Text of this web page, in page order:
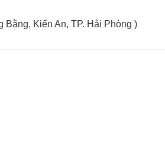
Bằng, Kiến An, TP. Hải Phòng )